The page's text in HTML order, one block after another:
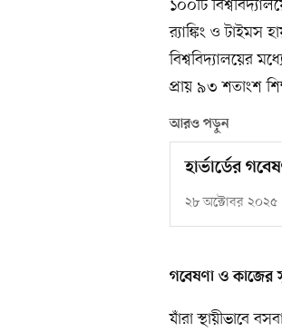
১০০টি
র‍্যাঙ্কিং ও টাইমস
বিশ্ববিদ্যালয়ের
প্রায় ৯৩ শতাংশ
আরও পড়ুন
হার্ভার্ডের
২৮ অক্টোবর ২০২৫
গবেষণা ও
যাঁরা স্থায়ীভাবে